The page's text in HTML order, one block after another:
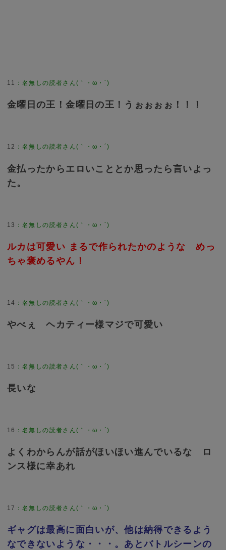
11 ：名無しの読者さん(｀・ω・´)
金曜日の王！金曜日の王！うぉぉぉぉ！！！
12 ：名無しの読者さん(｀・ω・´)
金払ったからエロいこととか思ったら言いよっ
た。
13 ：名無しの読者さん(｀・ω・´)
ルカは可愛い まるで作られたかのような めっ
ちゃ褒めるやん！
14 ：名無しの読者さん(｀・ω・´)
やべぇ ヘカティー様マジで可愛い
15 ：名無しの読者さん(｀・ω・´)
長いな
16 ：名無しの読者さん(｀・ω・´)
よくわからんが話がほいほい進んでいるな ロ
ンス様に幸あれ
17 ：名無しの読者さん(｀・ω・´)
ギャグは最高に面白いが、他は納得できるよう
なできないような・・・。あとバトルシーンの